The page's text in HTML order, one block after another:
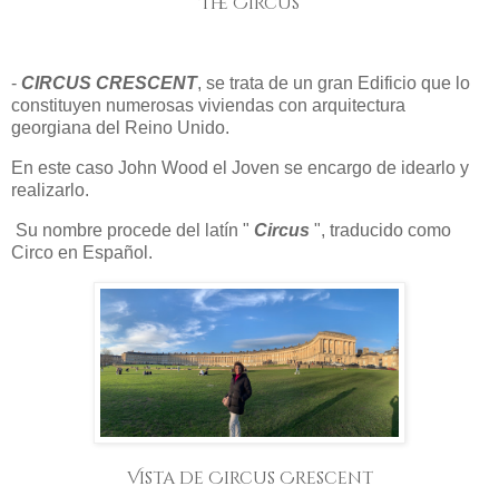
- CIRCUS CRESCENT, se trata de un gran Edificio que lo
constituyen numerosas viviendas con arquitectura
georgiana del Reino Unido.
En este caso John Wood el Joven se encargo de idearlo y
realizarlo.
Su nombre procede del latín " Circus ", traducido como
Circo en Español.
Vista de Circus Crescent